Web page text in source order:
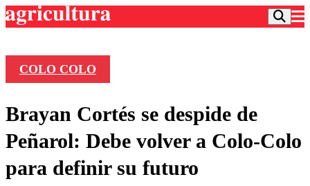
Frecuencias
Agricultura TV
Deportes
Colo Colo
Entretención
COLO COLO
Brayan Cortés se despide de
Peñarol: Debe volver a Colo-Colo
para definir su futuro